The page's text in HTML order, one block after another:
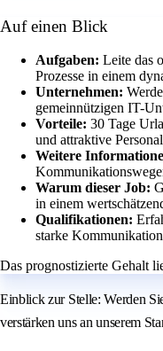
Auf einen Blick
Aufgaben: Leite das
Prozesse in einem
Unternehmen:
gemeinnützigen IT-
Vorteile: 30 Tage
und attraktive
Weitere
Warum dieser Job:
in einem
Qualifikationen:
starke
Das prognostizierte Gehalt
Einblick zur Stelle: Werden
verstärken uns an unserem